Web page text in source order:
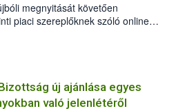
megnyitását követően
piaci szereplőknek szóló online
új ajánlása egyes
való jelenlétéről